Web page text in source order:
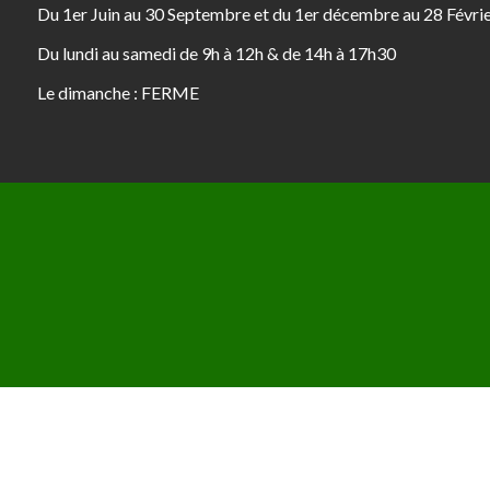
Du 1er Juin au 30 Septembre et du 1er décembre au 28
Du lundi au samedi de 9h à 12h & de 14h à 17h30
Le dimanche : FERME